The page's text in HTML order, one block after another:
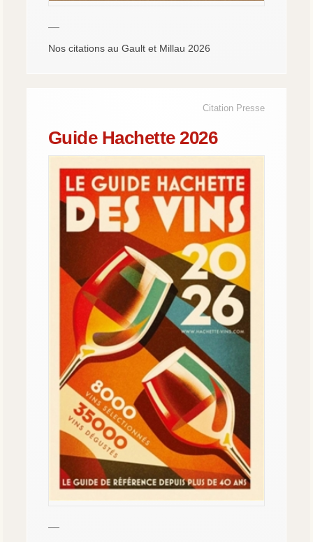
—
Nos citations au Gault et Millau 2026
Citation Presse
Guide Hachette 2026
—